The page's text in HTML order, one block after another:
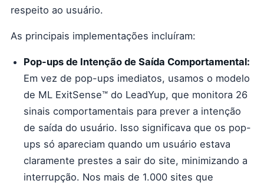
respeito ao usuário.
As principais implementações incluíram:
Pop-ups de Intenção de Saída Comportamental:
Em vez de pop-ups imediatos, usamos o modelo
de ML ExitSense™ do LeadYup, que monitora 26
sinais comportamentais para prever a intenção
de saída do usuário. Isso significava que os pop-
ups só apareciam quando um usuário estava
claramente prestes a sair do site, minimizando a
interrupção. Nos mais de 1.000 sites que